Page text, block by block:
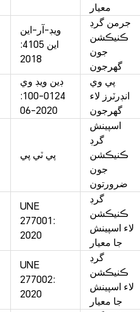
معيار
ويڊ-آر-اين
اين 4105:
2018
جرمن گرڊ
ڪنيڪشن
جون
گهرجون
ڊين ويڊ وي
0124-100:
2020-06
پي وي
انڊرٽرز لاء
گهرجون
پي ٽي پي
اسپينش
گرڊ
ڪنيڪشن
جون
ضرورتون
UNE
277001:
2020
گرڊ
ڪنيڪشن
لاء اسپينش
جا معيار
UNE
277002:
2020
گرڊ
ڪنيڪشن
لاء اسپينش
جا معيار